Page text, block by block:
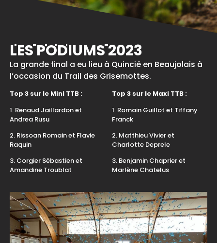
LES PODIUMS 2023
La grande final a eu lieu à Quincié en Beaujolais à
l’occasion du Trail des Grisemottes.
Top 3 sur le Mini TTB :
1. Renaud Jaillardon et
Andrea Rusu
2. Rissoan Romain et Flavie
Raquin
3. Corgier Sébastien et
Amandine Troublat
Top 3 sur le Maxi TTB :
1. Romain Guillot et Tiffany
Franck
2. Matthieu Vivier et
Charlotte Deprele
3. Benjamin Chaprier et
Marlène Chatelus